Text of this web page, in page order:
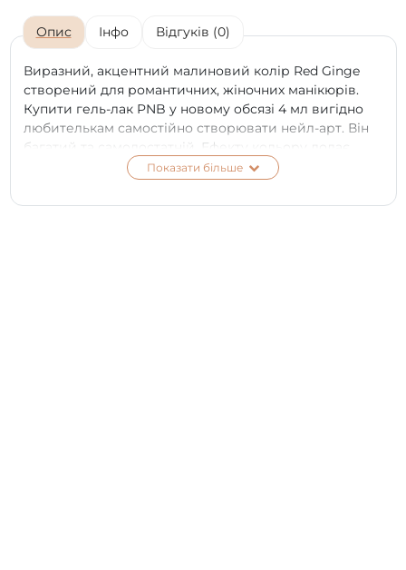
Опис Інфо Відгуків (0)
Виразний, акцентний малиновий колір Red Ginge
створений для романтичних, жіночних манікюрів.
Купити гель-лак PNB у новому обсязі 4 мл вигідно
любителькам самостійно створювати нейл-арт. Він
багатий та самодостатній. Ефекту кольору додає
легкий глянець.
Показати більше